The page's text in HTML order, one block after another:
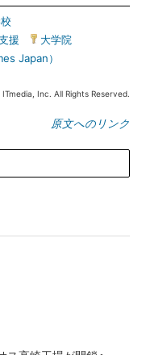
援 大学院
Japan）
Inc. All Rights Reserved.
原文へのリンク